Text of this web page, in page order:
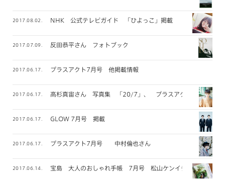
2017.08.02. NHK 公式テレビガイド 「ひよっこ」掲載
2017.07.09. 反田恭平さん フォトブック
2017.06.17. プラスアクト7月号 他掲載情報
2017.06.17. 高杉真宙さん 写真集 「20/7」、 プラスアクト掲載
2017.06.17. GLOW 7月号 掲載
2017.06.17. プラスアクト7月号 中村倫也さん
2017.06.14. 宝島 大人のおしゃれ手帳 7月号 松山ケンイチさん